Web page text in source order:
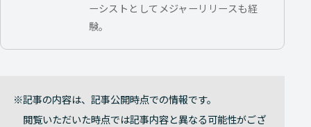
ーシストとしてメジャーリリースも経
験。
記事の内容は、記事公開時点での情報です。
閲覧いただいた時点では記事内容と異なる可能性がござ